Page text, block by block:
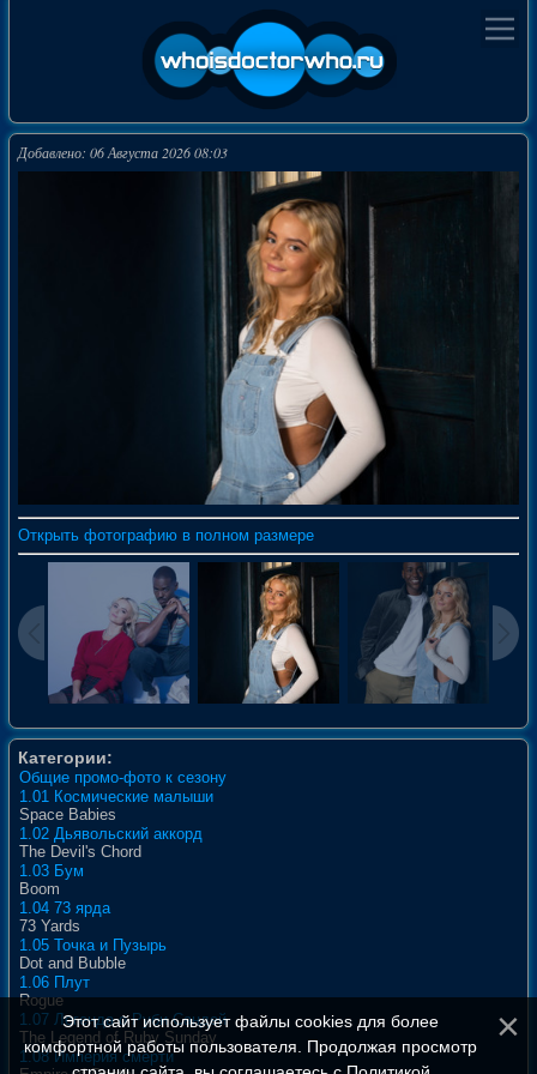
Добавлено: 06 Августа 2026 08:03
Открыть фотографию в полном размере
Категории:
Общие промо-фото к сезону
1.01 Космические малыши
Space Babies
1.02 Дьявольский аккорд
The Devil's Chord
1.03 Бум
Boom
1.04 73 ярда
73 Yards
1.05 Точка и Пузырь
Dot and Bubble
1.06 Плут
Rogue
1.07 Легенда о Руби Сандей
The Legend of Ruby Sunday
1.08 Империя смерти
Этот сайт использует файлы cookies для более
комфортной работы пользователя. Продолжая просмотр